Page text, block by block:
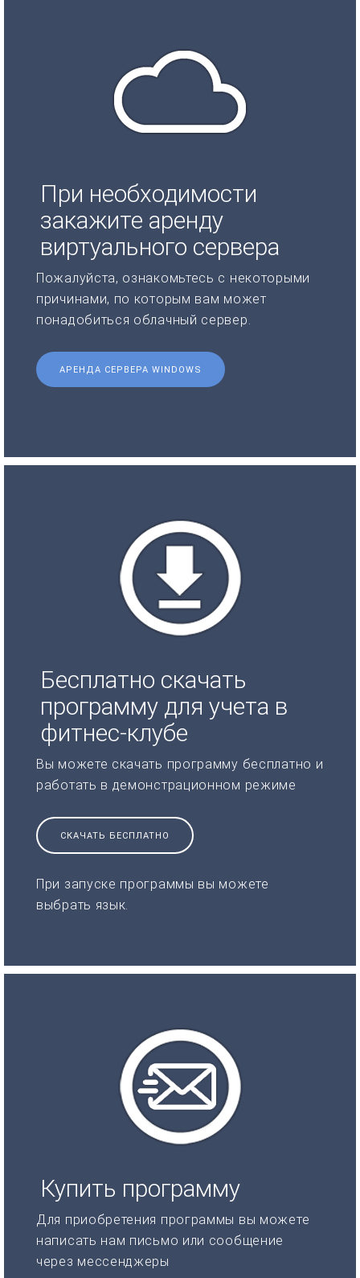
При необходимости
закажите аренду
виртуального сервера
Пожалуйста, ознакомьтесь с некоторыми
причинами, по которым вам может
понадобиться облачный сервер.
АРЕНДА СЕРВЕРА WINDOWS
Бесплатно скачать
программу для учета в
фитнес-клубе
Вы можете скачать программу бесплатно и
работать в демонстрационном режиме
СКАЧАТЬ БЕСПЛАТНО
При запуске программы вы можете
выбрать язык.
Купить программу
Для приобретения программы вы можете
написать нам письмо или сообщение
через мессенджеры